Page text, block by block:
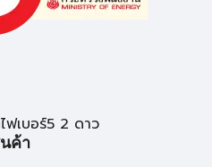
ฟเบอร์5 2 ดาว
ค้า